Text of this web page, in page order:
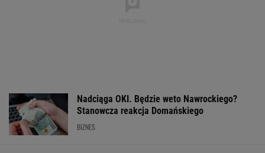
Nadciąga OKI. Będzie weto Nawrockiego?
Stanowcza reakcja Domańskiego
BIZNES